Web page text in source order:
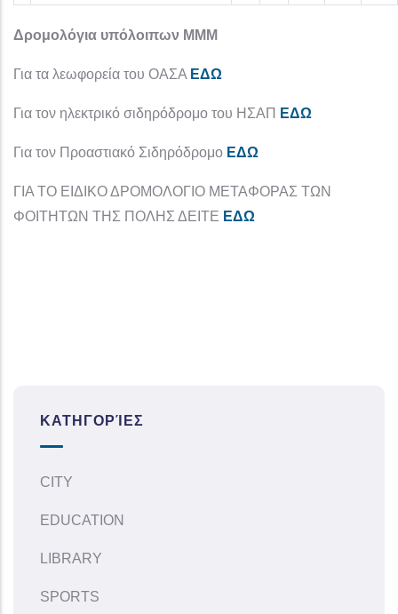
Δρομολόγια υπόλοιπων ΜΜΜ
Για τα λεωφορεία του ΟΑΣΑ ΕΔΩ
Για τον ηλεκτρικό σιδηρόδρομο του ΗΣΑΠ ΕΔΩ
Για τον Προαστιακό Σιδηρόδρομο ΕΔΩ
ΓΙΑ ΤΟ ΕΙΔΙΚΟ ΔΡΟΜΟΛΟΓΙΟ ΜΕΤΑΦΟΡΑΣ ΤΩΝ
ΦΟΙΤΗΤΩΝ ΤΗΣ ΠΟΛΗΣ ΔΕΙΤΕ ΕΔΩ
ΚΑΤΗΓΟΡΊΕΣ
CITY
EDUCATION
LIBRARY
SPORTS